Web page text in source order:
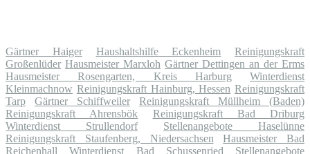
Gärtner Haiger Haushaltshilfe Eckenheim
Reinigungskraft
Großenlüder Hausmeister Marxloh Gärtner Dettingen an der Erms
Hausmeister Rosengarten, Kreis Harburg
Winterdienst
Kleinmachnow Reinigungskraft Hainburg, Hessen Reinigungskraft
Tarp
Gärtner Schiffweiler
Reinigungskraft Müllheim (Baden)
Reinigungskraft Ahrensbök
Reinigungskraft Bad Driburg
Winterdienst Strullendorf
Stellenangebote Haselünne
Reinigungskraft Staufenberg, Niedersachsen
Hausmeister Bad
Reichenhall
Winterdienst Bad Schussenried
Stellenangebote